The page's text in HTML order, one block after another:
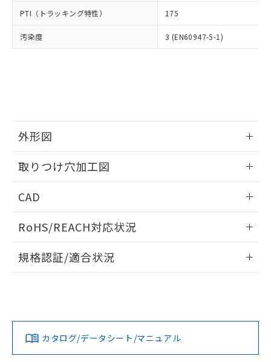
PTI（トラッキング特性） 175
汚染度 3 (EN60947-5-1)
外形図
取りつけ穴加工図
CAD
ドすることができます。
ログイン/会員登録
ダウンロードデータをご利用いただく前に、以下を必ずお読
みください。
ソフトウェアの使用条件
RoHS/REACH対応状況
EU RoHS 注意事項・凡例
対応済み
規格認証/適合状況
カタログ/データシート/マニュアル
※当社の共同利用者とは、"個人情報
の「1.共同利
用者の範囲」に記載されている法人を
EU RoHS指令（10物質）の非含有証明書
51物質の非含有証明書（当社基準）
※本証明書は発行日時点で非含有を証明す
るもので、過去に遡って非含有を証明する
していることから、特段のことがない限
り、2022年1月12日より割愛しておりま
す。